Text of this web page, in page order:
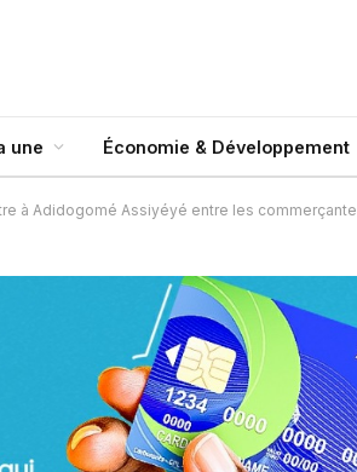
une Économie & Développement
à Adidogomé Assiyéyé entre les